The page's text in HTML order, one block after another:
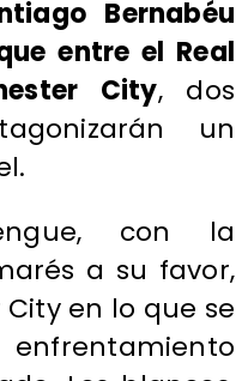
Bernabéu
entre el Real
City, dos
un
con la
a su favor,
en lo que se